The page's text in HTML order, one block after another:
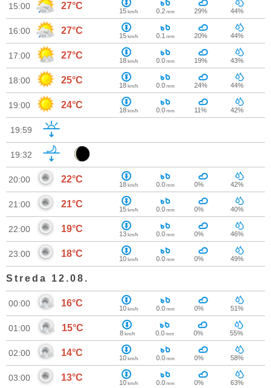
15:00 27°C 15 km/h 0.2 mm 29% 44%
16:00 27°C 15 km/h 0.1 mm 20% 44%
17:00 27°C 18 km/h 0.0 mm 19% 43%
18:00 25°C 18 km/h 0.0 mm 24% 44%
19:00 24°C 18 km/h 0.0 mm 11% 42%
19:59
19:32
20:00 22°C 18 km/h 0.0 mm 0% 42%
21:00 21°C 15 km/h 0.0 mm 0% 40%
22:00 19°C 13 km/h 0.0 mm 0% 46%
23:00 18°C 10 km/h 0.0 mm 0% 49%
Streda 12.08.
00:00 16°C 10 km/h 0.0 mm 0% 51%
01:00 15°C 8 km/h 0.0 mm 0% 55%
02:00 14°C 10 km/h 0.0 mm 0% 58%
03:00 13°C 10 km/h 0.0 mm 0% 63%